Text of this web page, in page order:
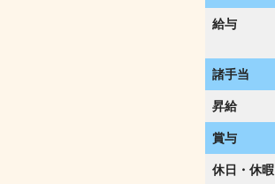
給与
諸手当
昇給
賞与
休日・休暇